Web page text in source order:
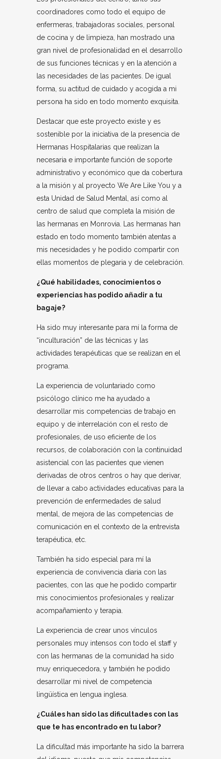
coordinadores como todo el equipo de
enfermeras, trabajadoras sociales, personal
de cocina y de limpieza, han mostrado una
gran nivel de profesionalidad en el desarrollo
de sus funciones técnicas y en la atención a
las necesidades de las pacientes. De igual
forma, su actitud de cuidado y acogida a mi
persona ha sido en todo momento exquisita.
Destacar que este proyecto existe y es
sostenible por la iniciativa de la presencia de
Hermanas Hospitalarias que realizan la
necesaria e importante función de soporte
administrativo y económico que da cobertura
a la misión y al proyecto We Are Like You y a
esta Unidad de Salud Mental, así como al
centro de salud que completa la misión de
las hermanas en Monrovia. Las hermanas han
estado en todo momento también atentas a
mis necesidades y he podido compartir con
ellas momentos de plegaria y de celebración.
¿Qué habilidades, conocimientos o
experiencias has podido añadir a tu
bagaje?
Ha sido muy interesante para mí la forma de
“inculturación” de las técnicas y las
actividades terapéuticas que se realizan en el
programa.
La experiencia de voluntariado como
psicólogo clínico me ha ayudado a
desarrollar mis competencias de trabajo en
equipo y de interrelación con el resto de
profesionales, de uso eficiente de los
recursos, de colaboración con la continuidad
asistencial con las pacientes que vienen
derivadas de otros centros o hay que derivar,
de llevar a cabo actividades educativas para la
prevención de enfermedades de salud
mental, de mejora de las competencias de
comunicación en el contexto de la entrevista
terapéutica, etc.
También ha sido especial para mí la
experiencia de convivencia diaria con las
pacientes, con las que he podido compartir
mis conocimientos profesionales y realizar
acompañamiento y terapia.
La experiencia de crear unos vínculos
personales muy intensos con todo el staff y
con las hermanas de la comunidad ha sido
muy enriquecedora, y también he podido
desarrollar mi nivel de competencia
lingüística en lengua inglesa.
¿Cuáles han sido las dificultades con las
que te has encontrado en tu labor?
La dificultad más importante ha sido la barrera